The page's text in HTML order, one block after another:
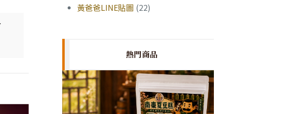
黃爸爸LINE貼圖 (22)
熱門商品